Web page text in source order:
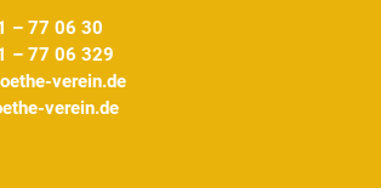
– 77 06 30
– 77 06 329
verein.de
verein.de